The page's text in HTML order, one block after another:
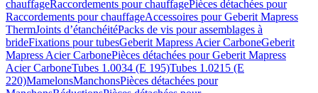
chauffageRaccordements pour chauffagePièces détachées pour
Raccordements pour chauffageAccessoires pour Geberit Mapress
ThermJoints d’étanchéitéPacks de vis pour assemblages à
brideFixations pour tubesGeberit Mapress Acier CarboneGeberit
Mapress Acier CarbonePièces détachées pour Geberit Mapress
Acier CarboneTubes 1.0034 (E 195)Tubes 1.0215 (E
220)MamelonsManchonsPièces détachées pour